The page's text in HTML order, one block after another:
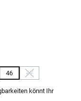
46 47
(Diese Option ist
könnt Ihr